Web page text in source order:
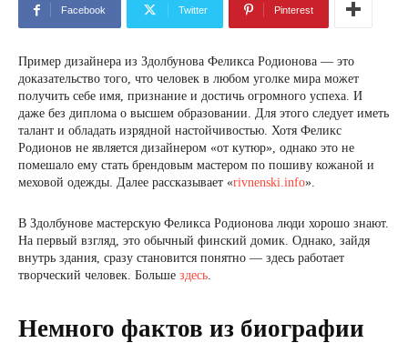
Facebook Twitter Pinterest
Пример дизайнера из Здолбунова Феликса Родионова — это
доказательство того, что человек в любом уголке мира может
получить себе имя, признание и достичь огромного успеха. И
даже без диплома о высшем образовании. Для этого следует иметь
талант и обладать изрядной настойчивостью. Хотя Феликс
Родионов не является дизайнером «от кутюр», однако это не
помешало ему стать брендовым мастером по пошиву кожаной и
меховой одежды. Далее рассказывает «rivnenski.info».
В Здолбунове мастерскую Феликса Родионова люди хорошо знают.
На первый взгляд, это обычный финский домик. Однако, зайдя
внутрь здания, сразу становится понятно — здесь работает
творческий человек. Больше здесь.
Немного фактов из биографии